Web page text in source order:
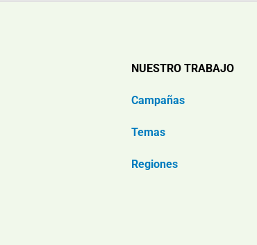
NUESTRO TRABAJO
Campañas
Temas
Regiones